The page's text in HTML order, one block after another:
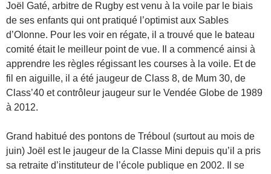
Joël Gaté, arbitre de Rugby est venu à la voile par le biais
de ses enfants qui ont pratiqué l’optimist aux Sables
d’Olonne. Pour les voir en régate, il a trouvé que le bateau
comité était le meilleur point de vue. Il a commencé ainsi à
apprendre les règles régissant les courses à la voile. Et de
fil en aiguille, il a été jaugeur de Class 8, de Mum 30, de
Class’40 et contrôleur jaugeur sur le Vendée Globe de 1989
à 2012.
Grand habitué des pontons de Tréboul (surtout au mois de
juin) Joël est le jaugeur de la Classe Mini depuis qu’il a pris
sa retraite d’instituteur de l’école publique en 2002. Il se